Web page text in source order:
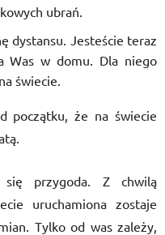
ubrań.
dystansu. Jesteście teraz
Was w domu. Dla niego
świecie.
początku, że na świecie
się przygoda. Z chwilą
uruchamiona zostaje
Tylko od was zależy,